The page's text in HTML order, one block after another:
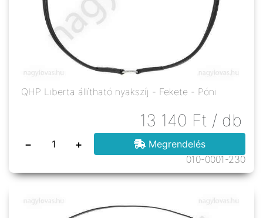
QHP Liberta állítható nyakszíj - Fekete - Póni
13 140 Ft / db
− +
Megrendelés
010-0001-230